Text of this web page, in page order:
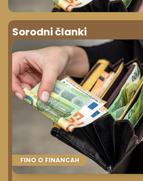
Sorodni članki
FINO O FINANCAH